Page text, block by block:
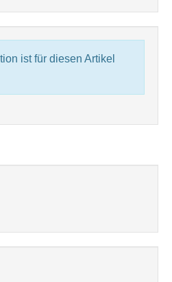
ist für diesen Artikel